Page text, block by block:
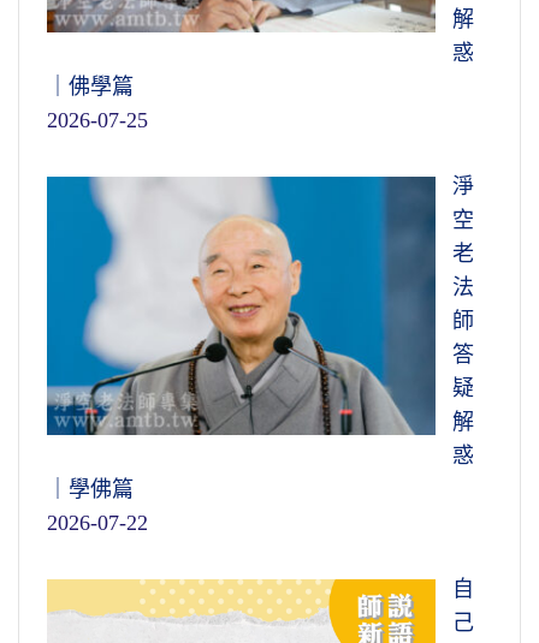
解
惑
｜佛學篇
2026-07-25
淨
空
老
法
師
答
疑
解
惑
｜學佛篇
2026-07-22
自
己